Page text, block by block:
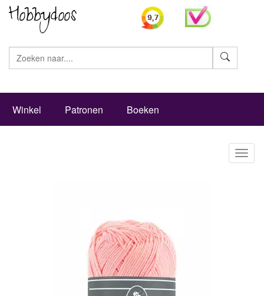
Winkel Patronen Boeken